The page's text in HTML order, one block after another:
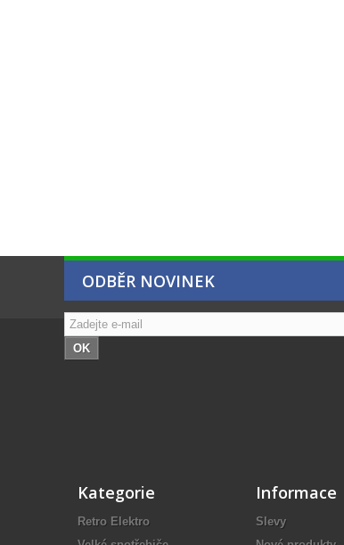
ODBĚR NOVINEK
OK
Kategorie
Retro Elektro
Informace
Slevy